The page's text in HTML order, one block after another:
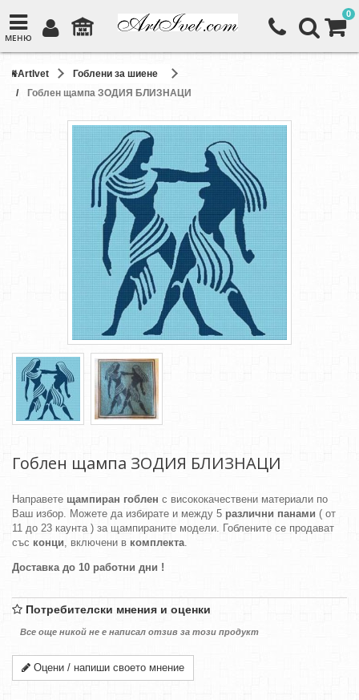
МЕНЮ
0
ArtIvet
Гоблени за шиене
Гоблен щампа ЗОДИЯ БЛИЗНАЦИ
Гоблен щампа ЗОДИЯ БЛИЗНАЦИ
Направете щампиран гоблен с висококачествени материали по
Ваш избор. Можете да избирате и между 5 различни панами ( от
11 до 23 каунта ) за щампираните модели. Гоблените се продават
със конци, включени в комплекта.
Доставка до 10 работни дни !
Потребителски мнения и оценки
Все още никой не е написал отзив за този продукт
Оцени / напиши своето мнение